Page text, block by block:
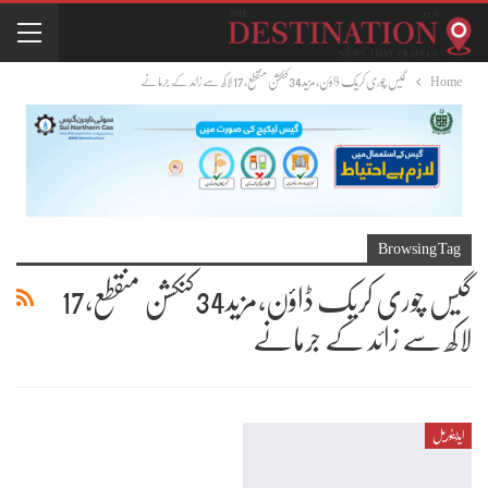
Home گیس چوری کریک ڈاؤن،مزید34کنکشن منقطع،17 لاکھ سے زائد کے جرمانے
Browsing Tag
گیس چوری کریک ڈاؤن،مزید34کنکشن منقطع،17
لاکھ سے زائد کے جرمانے
ایڈیٹوریل